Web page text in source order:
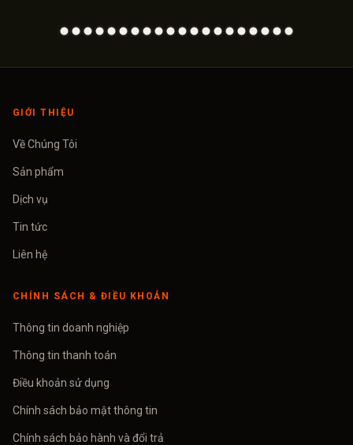
GIỚI THIỆU
Về Chúng Tôi
Sản phẩm
Dịch vụ
Tin tức
Liên hệ
CHÍNH SÁCH & ĐIỀU KHOẢN
Thông tin doanh nghiệp
Thông tin thanh toán
Điều khoản sử dụng
Chính sách bảo mật thông tin
Chính sách bảo hành và đổi trả